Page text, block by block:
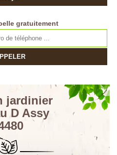
gratuitement
jardinier
D Assy